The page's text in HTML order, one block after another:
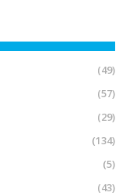
(49)
(57)
(29)
(134)
(5)
(43)